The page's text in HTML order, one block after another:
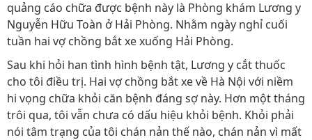
quảng cáo chữa được bệnh này là Phòng khám Lương y
Nguyễn Hữu Toàn ở Hải Phòng. Nhằm ngày nghỉ cuối
tuần hai vợ chồng bắt xe xuống Hải Phòng.
Sau khi hỏi han tình hình bệnh tật, Lương y cắt thuốc
cho tôi điều trị. Hai vợ chồng bắt xe về Hà Nội với niềm
hi vọng chữa khỏi căn bệnh đáng sợ này. Hơn một tháng
trôi qua, tôi vẫn chưa có dấu hiệu khỏi bệnh. Khỏi phải
nói tâm trạng của tôi chán nản thế nào, chán nản vì mất